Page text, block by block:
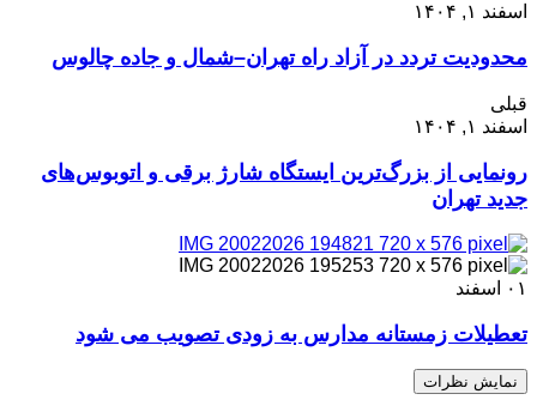
اسفند ۱, ۱۴۰۴
محدودیت تردد در آزاد راه تهران–شمال و جاده چالوس
قبلی
اسفند ۱, ۱۴۰۴
رونمایی از بزرگ‌ترین ایستگاه شارژ برقی و اتوبوس‌های
جدید تهران
۰۱ اسفند
تعطیلات زمستانه مدارس به زودی تصویب می شود
نمایش نظرات